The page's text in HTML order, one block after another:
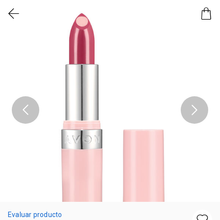
Evaluar producto